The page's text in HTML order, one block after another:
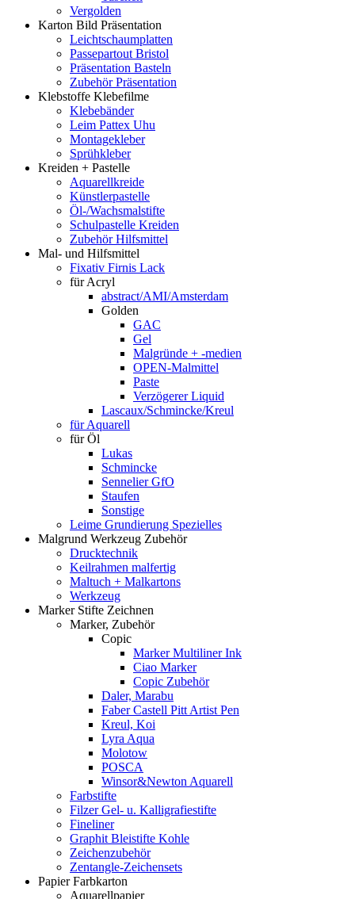
Vergolden
Karton Bild Präsentation
Leichtschaumplatten
Passepartout Bristol
Präsentation Basteln
Zubehör Präsentation
Klebstoffe Klebefilme
Klebebänder
Leim Pattex Uhu
Montagekleber
Sprühkleber
Kreiden + Pastelle
Aquarellkreide
Künstlerpastelle
Öl-/Wachsmalstifte
Schulpastelle Kreiden
Zubehör Hilfsmittel
Mal- und Hilfsmittel
Fixativ Firnis Lack
für Acryl
abstract/AMI/Amsterdam
Golden
GAC
Gel
Malgründe + -medien
OPEN-Malmittel
Paste
Verzögerer Liquid
Lascaux/Schmincke/Kreul
für Aquarell
für Öl
Lukas
Schmincke
Sennelier GfO
Staufen
Sonstige
Leime Grundierung Spezielles
Malgrund Werkzeug Zubehör
Drucktechnik
Keilrahmen malfertig
Maltuch + Malkartons
Werkzeug
Marker Stifte Zeichnen
Marker, Zubehör
Copic
Marker Multiliner Ink
Ciao Marker
Copic Zubehör
Daler, Marabu
Faber Castell Pitt Artist Pen
Kreul, Koi
Lyra Aqua
Molotow
POSCA
Winsor&Newton Aquarell
Farbstifte
Filzer Gel- u. Kalligrafiestifte
Fineliner
Graphit Bleistifte Kohle
Zeichenzubehör
Zentangle-Zeichensets
Papier Farbkarton
Aquarellpapier